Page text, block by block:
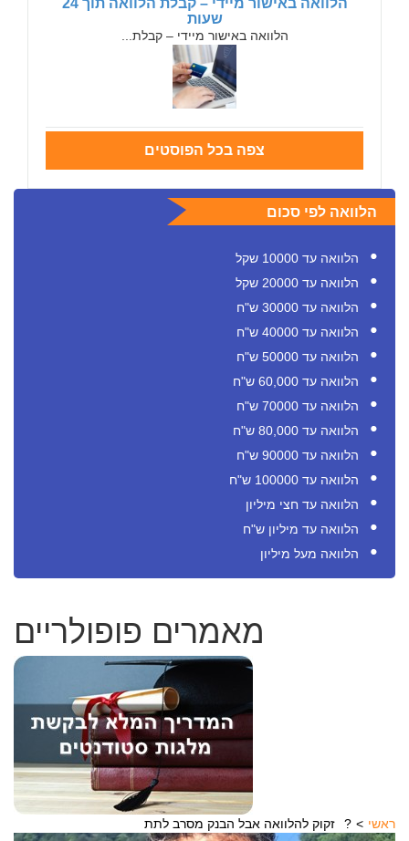
הלוואה באישור מיידי – קבלת הלוואה תוך 24
שעות
הלוואה באישור מיידי – קבלת...
צפה בכל הפוסטים
הלוואה לפי סכום
הלוואה עד 10000 שקל
הלוואה עד 20000 שקל
הלוואה עד 30000 ש"ח
הלוואה עד 40000 ש"ח
הלוואה עד 50000 ש"ח
הלוואה עד 60,000 ש"ח
הלוואה עד 70000 ש"ח
הלוואה עד 80,000 ש"ח
הלוואה עד 90000 ש"ח
הלוואה עד 100000 ש"ח
הלוואה עד חצי מיליון
הלוואה עד מיליון ש"ח
הלוואה מעל מיליון
מאמרים פופולריים
ראשי זקוק להלוואה אבל הבנק מסרב לתת?